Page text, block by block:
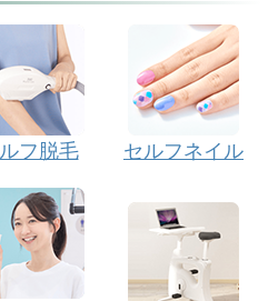
フ脱毛 セルフネイル